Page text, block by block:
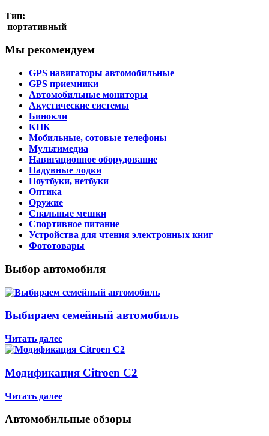
Тип:
портативный
Мы рекомендуем
GPS навигаторы автомобильные
GPS приемники
Автомобильные мониторы
Акустические системы
Бинокли
КПК
Мобильные, сотовые телефоны
Мультимедиа
Навигационное оборудование
Надувные лодки
Ноутбуки, нетбуки
Оптика
Оружие
Спальные мешки
Спортивное питание
Устройства для чтения электронных книг
Фототовары
Выбор автомобиля
Выбираем семейный автомобиль
Читать далее
Модификация Citroen С2
Читать далее
Автомобильные обзоры